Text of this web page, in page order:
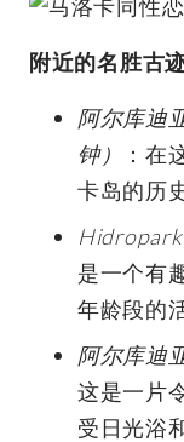
附近的名胜古
阿尔库迪
钟）
：在
卡岛的历
Hidropark
是一个有
年龄段的
阿尔库迪
这是一片
受日光浴